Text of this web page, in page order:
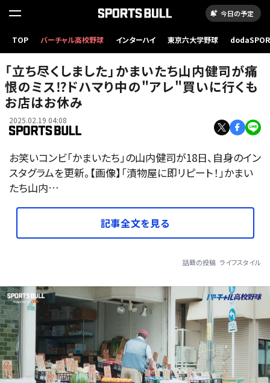
今日の予定
TOP バーチャル高校野球 インターハイ 東京六大学野球
「立ち尽くしました」かまいたち山内健司が痛
恨のミス⁉ドハマり中の"アレ"買いに行くも
お店はお休み
2025.02.19 04:08
お笑いコンビ「かまいたち」の山内健司が18日、自身のイン
スタグラムを更新。【画像】「漬物屋に即リピート！」かまい
たち山内…
記事全文を見る
話題の投稿 ライフスタイル